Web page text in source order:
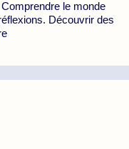
le monde
Découvrir des